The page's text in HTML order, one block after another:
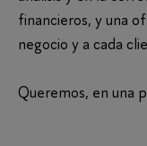
financieros, y una
negocio y a cada
Queremos, en una